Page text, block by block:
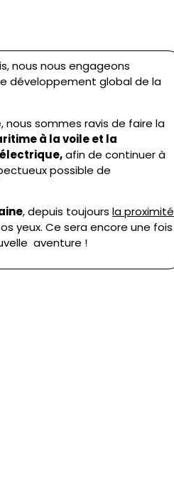
nous nous engageons
développement global de la
nous sommes ravis de faire la
à la voile et la
afin de continuer à
possible de
, depuis toujours la proximité
yeux. Ce sera encore une fois
aventure !